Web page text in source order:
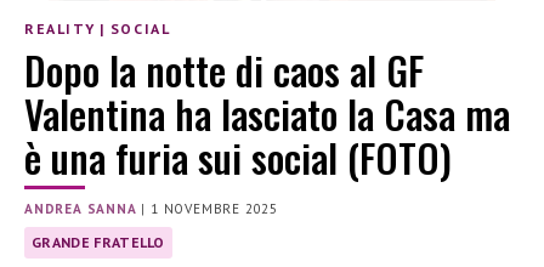
REALITY | SOCIAL
Dopo la notte di caos al GF
Valentina ha lasciato la Casa ma
è una furia sui social (FOTO)
ANDREA SANNA | 1 NOVEMBRE 2025
GRANDE FRATELLO